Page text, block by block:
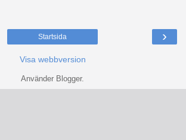
›
Startsida
Visa webbversion
Använder Blogger.